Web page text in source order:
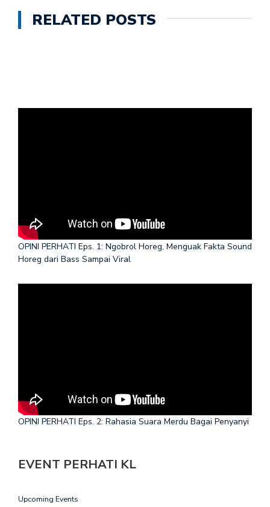
RELATED POSTS
OPINI PERHATI Eps. 1: Ngobrol Horeg, Menguak Fakta Sound
Horeg dari Bass Sampai Viral
OPINI PERHATI Eps. 2: Rahasia Suara Merdu Bagai Penyanyi
EVENT PERHATI KL
Upcoming Events